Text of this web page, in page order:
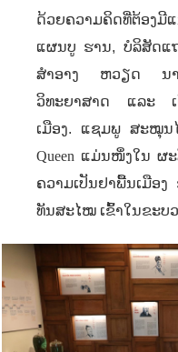
ດ້ວຍ​ຄວາມຄິດທີ່​ຕ້ອງ​
ແຜນບູ ຮານ, ບໍລິສັດ​ແ
ສຳອາງ​ ຫວຽດ ນາ
ວິທະຍາສາດ ​ແລະ ​ເ
ເມືອງ. ແຊມພູ ສະໝຸນ
Queen ແມ່ນໜຶ່ງໃນ ຜະ
ຄວາມເປັນຢາພື້ນເມືອ
ທັນສະໄໝ ເຂົ້າໃນຂະບ